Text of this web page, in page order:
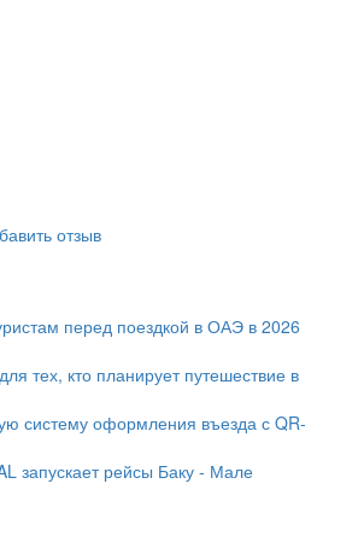
отзыв
перед поездкой в ОАЭ в 2026
тех, кто планирует путешествие в
систему оформления въезда с QR-
запускает рейсы Баку - Мале